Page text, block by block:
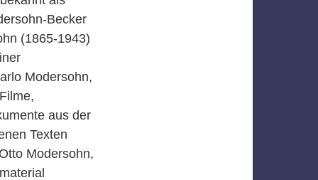
Becker
(1865-1943)
Modersohn,
aus der
Texten
Modersohn,